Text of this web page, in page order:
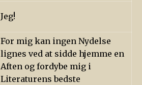
Jeg!
For mig kan ingen Nydelse
lignes ved at sidde hjemme en
Aften og fordybe mig i
Literaturens bedste